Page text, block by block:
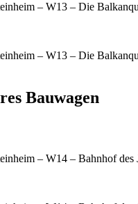
– W13 – Die
– W13 – Die
Bauwagen
– W14 – Bahnhof des